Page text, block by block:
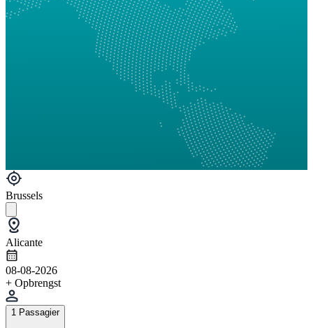
Brussels
Alicante
08-08-2026
+ Opbrengst
1 Passagier